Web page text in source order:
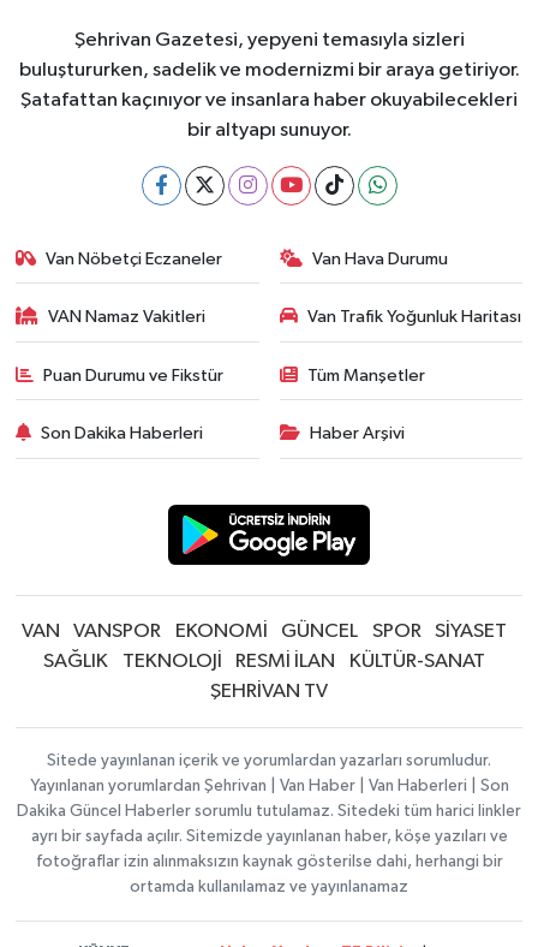
Şehrivan Gazetesi, yepyeni temasıyla sizleri
buluştururken, sadelik ve modernizmi bir araya getiriyor.
Şatafattan kaçınıyor ve insanlara haber okuyabilecekleri
bir altyapı sunuyor.
Van Nöbetçi Eczaneler Van Hava Durumu
VAN Namaz Vakitleri Van Trafik Yoğunluk Haritası
Puan Durumu ve Fikstür Tüm Manşetler
Son Dakika Haberleri Haber Arşivi
VAN VANSPOR EKONOMİ GÜNCEL SPOR
SİYASET
SAĞLIK
TEKNOLOJİ RESMİ İLAN
KÜLTÜR-SANAT
ŞEHRİVAN TV
Sitede yayınlanan içerik ve yorumlardan yazarları sorumludur.
Yayınlanan yorumlardan Şehrivan | Van Haber | Van Haberleri | Son
Dakika Güncel Haberler sorumlu tutulamaz. Sitedeki tüm harici linkler
ayrı bir sayfada açılır. Sitemizde yayınlanan haber, köşe yazıları ve
fotoğraflar izin alınmaksızın kaynak gösterilse dahi, herhangi bir
ortamda kullanılamaz ve yayınlanamaz